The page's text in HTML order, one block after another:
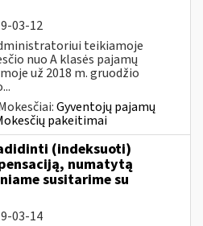
03-12
teikiamoje
nuo A klasės pajamų
už 2018 m. gruodžio
Gyventojų pajamų
pakeitimai
(indeksuoti)
numatytą
susitarime su
03-14